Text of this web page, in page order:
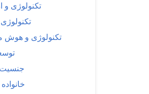
تکنولوژی و
تکنولوژی و هوش